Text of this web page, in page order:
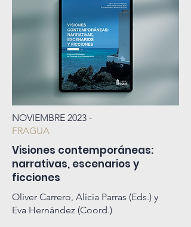
NOVIEMBRE 2023 -
FRAGUA
Visiones contemporáneas:
narrativas, escenarios y
ficciones
Oliver Carrero, Alicia Parras (Eds.) y
Eva Hernández (Coord.)